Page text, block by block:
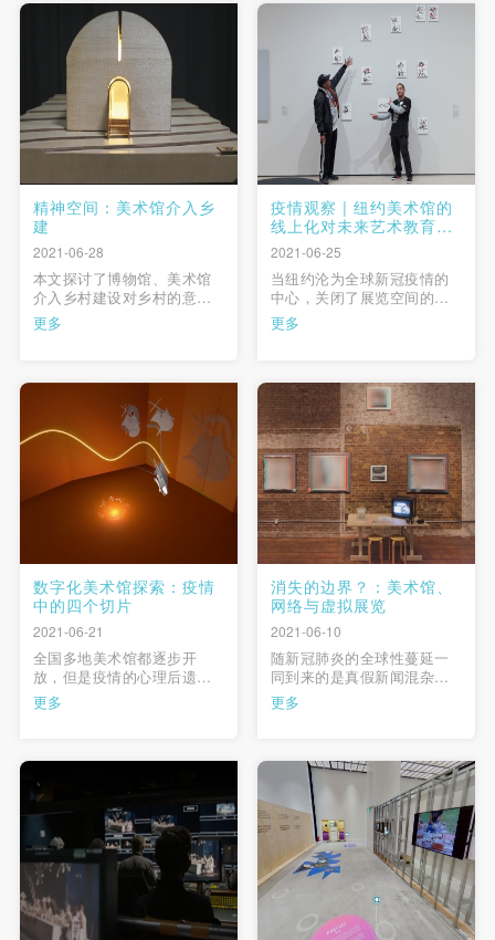
馆更好、更长久发展的博物
馆市场营销机制。尽管博物
馆会员制是一项市场营销手
段，但博物馆会员制的运转
虚拟展览（尤其是在如今这
个时刻）缺少了一点竞争
力。在如何呈现虚拟展览的
精神空间：美术馆介入乡
建
2021-06-28
本文探讨了博物馆、美术馆
介入乡村建设对乡村的意
义，应从哪些方面入手及需
要注意的问题。按照新博物
注重社区的文化生态建设，
与社区的人建立文化的情
感，挖掘与保护社区及人的
情感记忆；新博 …
更多
疫情观察 | 纽约美术馆的
线上化对未来艺术教育的
启发
2021-06-25
当纽约沦为全球新冠疫情的
中心，关闭了展览空间的各
大美术馆该如何发挥其原有
的公共性？为了回答这个问
术馆从实体空间转移到虚拟
世界，其原本传播和普及艺
术的职能将以何种形式继
续。 …
更多
数字化美术馆探索：疫情
中的四个切片
2021-06-21
全国多地美术馆都逐步开
放，但是疫情的心理后遗症
以及出入境交通管制，还有
更广泛背景下的经济萧条，
层出不穷之际，闭馆、裁员
的负面消息也时有耳闻。数
字化美术馆的各种尝试无疑
是从业者在萧条中 …
更多
消失的边界？：美术馆、
网络与虚拟展览
2021-06-10
随新冠肺炎的全球性蔓延一
同到来的是真假新闻混杂的
信息爆炸。迫于形势由线下
转移至线上的诸多行业不得
夺战中。大部分美术馆、博
物馆受疫情影响也选择关闭
实体展厅，转而探索新的发
展模式。如果说信息过载带
来了普遍无 …
更多
帐号密码登录
手机号码
发送验证码
手机号码将作为您的登录账号
验证码
登录